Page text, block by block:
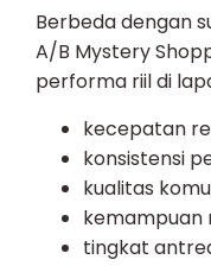
Berbeda dengan
A/B Mystery
performa riil di
kecepatan
konsistensi
kualitas
kemampuan
tingkat